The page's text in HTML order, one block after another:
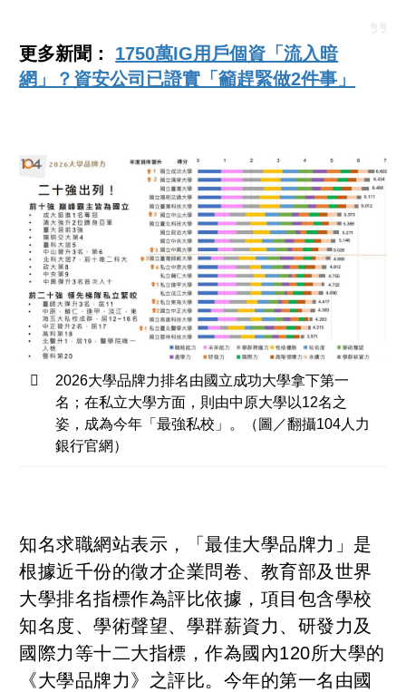
更多新聞： 1750萬IG用戶個資「流入暗
網」？資安公司已證實「籲趕緊做2件事」
2026大學品牌力排名由國立成功大學拿下第一
名；在私立大學方面，則由中原大學以12名之
姿，成為今年「最強私校」。（圖／翻攝104人力
銀行官網）
知名求職網站表示，「最佳大學品牌力」是
根據近千份的徵才企業問卷、教育部及世界
大學排名指標作為評比依據，項目包含學校
知名度、學術聲望、學群薪資力、研發力及
國際力等十二大指標，作為國內120所大學的
《大學品牌力》之評比。今年的第一名由國